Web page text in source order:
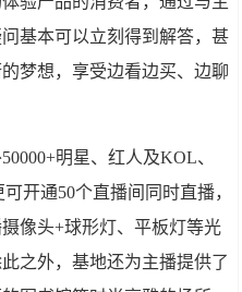
基本可以立刻得到解答，甚
梦想，享受边看边买、边聊
明星、红人及KOL、
开通50个直播间同时直播，
像头+球形灯、平板灯等光
之外，基地还为主播提供了